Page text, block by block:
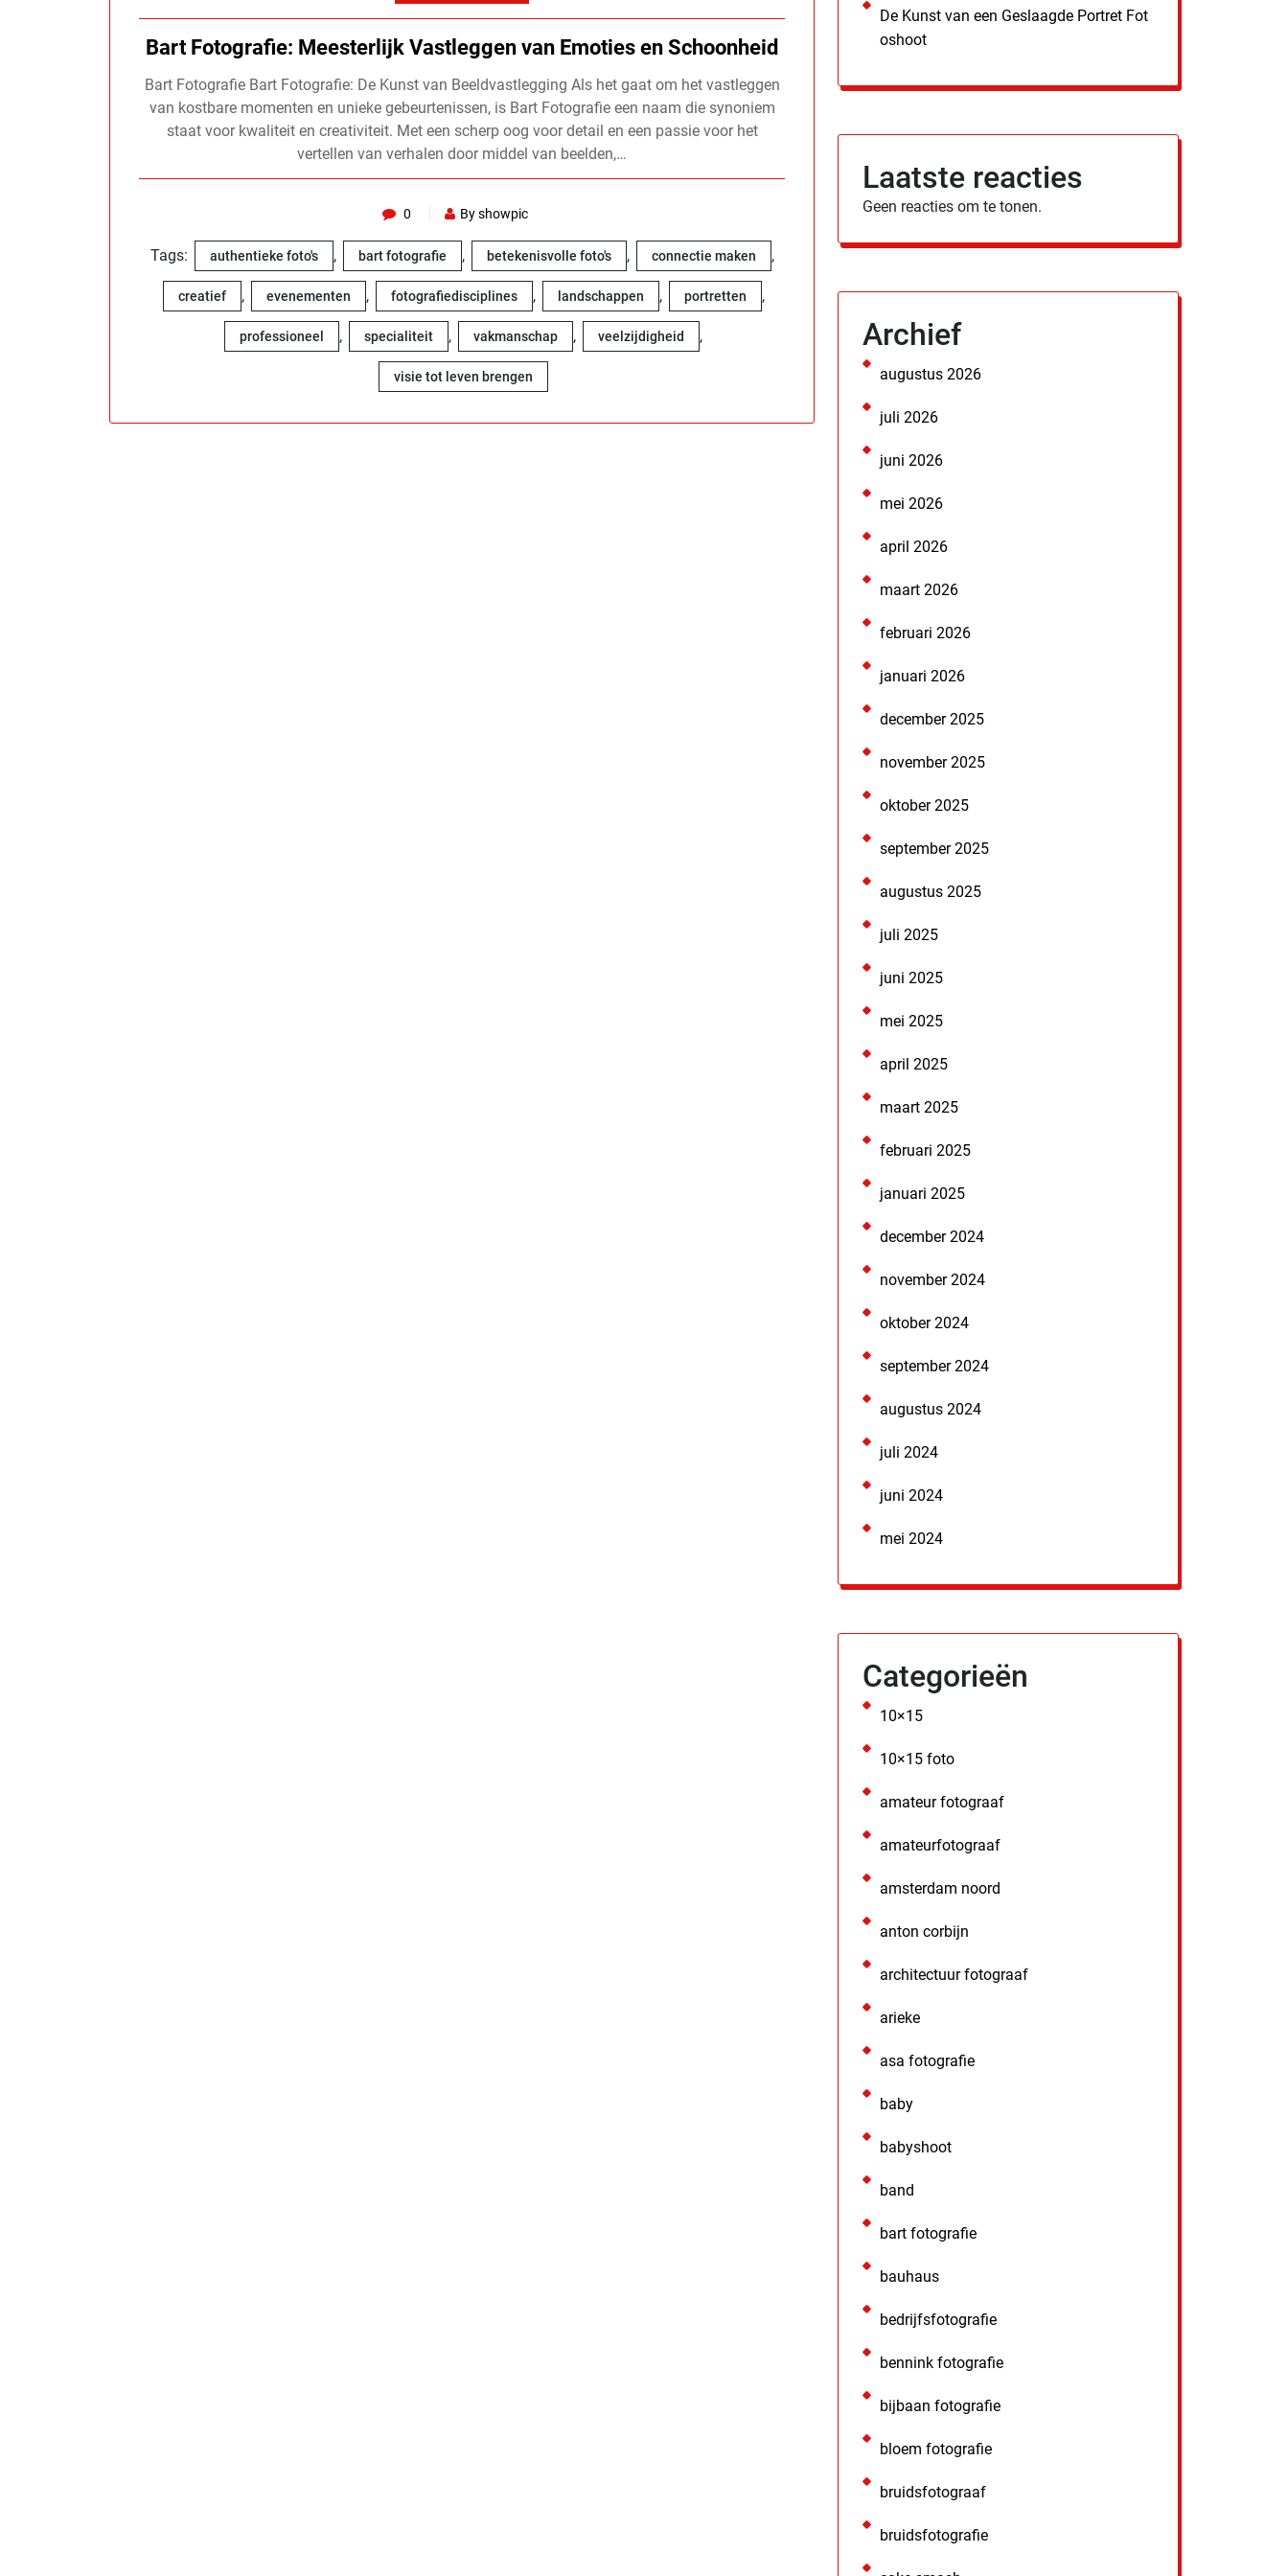
Bart Fotografie: Meesterlijk Vastleggen van Emoties en Schoonheid
Bart Fotografie Bart Fotografie: De Kunst van Beeldvastlegging Als het gaat om het vastleggen
van kostbare momenten en unieke gebeurtenissen, is Bart Fotografie een naam die synoniem
staat voor kwaliteit en creativiteit. Met een scherp oog voor detail en een passie voor het
vertellen van verhalen door middel van beelden,…
0 By showpic
Tags: authentieke foto's , bart fotografie , betekenisvolle foto's , connectie maken ,
creatief , evenementen , fotografiedisciplines , landschappen , portretten ,
professioneel , specialiteit , vakmanschap , veelzijdigheid ,
visie tot leven brengen
De Kunst van een Geslaagde Portret Fot
oshoot
Laatste reacties
Geen reacties om te tonen.
Archief
augustus 2026
juli 2026
juni 2026
mei 2026
april 2026
maart 2026
februari 2026
januari 2026
december 2025
november 2025
oktober 2025
september 2025
augustus 2025
juli 2025
juni 2025
mei 2025
april 2025
maart 2025
februari 2025
januari 2025
december 2024
november 2024
oktober 2024
september 2024
augustus 2024
juli 2024
juni 2024
mei 2024
Categorieën
10×15
10×15 foto
amateur fotograaf
amateurfotograaf
amsterdam noord
anton corbijn
architectuur fotograaf
arieke
asa fotografie
baby
babyshoot
band
bart fotografie
bauhaus
bedrijfsfotografie
bennink fotografie
bijbaan fotografie
bloem fotografie
bruidsfotograaf
bruidsfotografie